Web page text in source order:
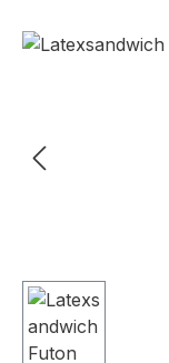
Bildergalerie